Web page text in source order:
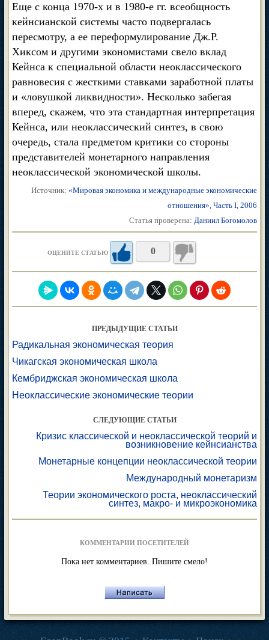
Еще с конца 1970-х и в 1980-е гг. всеобщность
кейнсианской системы часто подвергалась
пересмотру, а ее переформулирование Дж.Р.
Хиксом и другими экономистами свело вклад
Кейнса к специальной области неоклассического
равновесия с жесткими ставками заработной платы
и «ловушкой ликвидности». Несколько забегая
вперед, скажем, что эта стандартная интерпретация
Кейнса, или неоклассический синтез, в свою
очередь, стала предметом критики со стороны
представителей монетарного направления
неоклассической экономической школы.
Источник: «Мировая экономика и международные экономические
отношения», Часть I, 2006
Статья проверена: Даниил Богомолов
ОЦЕНИТЕ СТАТЬЮ 0
ПРЕДЫДУЩИЕ СТАТЬИ
Радикальная экономическая теория
Чикагская экономическая школа
Кембриджская экономическая школа
Неоклассические экономические теории
СЛЕДУЮЩИЕ СТАТЬИ
Кризис классической и неоклассической теорий и
возникновение кейнсианства
Монетарные концепции неоклассической теории
Международный монетаризм
Теории экономического роста, неоклассический
синтез, макро- и микроэкономика
КОММЕНТАРИИ ПОСЕТИТЕЛЕЙ
Пока нет комментариев. Пишите смело!